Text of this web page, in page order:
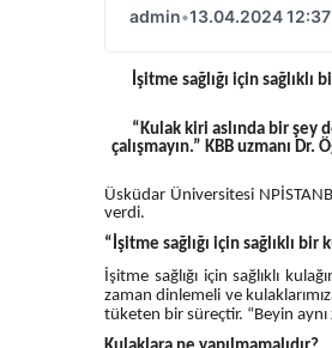
admin•13.04.2024 12:37
İşitme sağlığı için
“Kulak kiri aslında bir şey
çalışmayın.” KBB uzmanı
Üsküdar Üniversitesi
verdi.
“İşitme sağlığı için sağlıklı
İşitme sağlığı için sağlıklı
zaman dinlemeli ve
tüketen bir süreçtir. “Beyin aynı